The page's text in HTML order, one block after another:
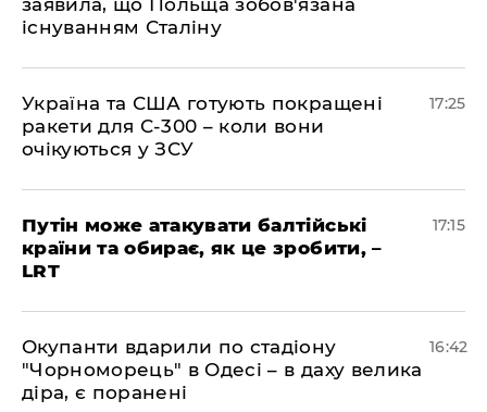
заявила, що Польща зобов'язана
існуванням Сталіну
​Україна та США готують покращені
ракети для С-300 – коли вони
очікуються у ЗСУ
17:25
​Путін може атакувати балтійські
країни та обирає, як це зробити, –
LRT
17:15
​Окупанти вдарили по стадіону
"Чорноморець" в Одесі – в даху велика
діра, є поранені
16:42